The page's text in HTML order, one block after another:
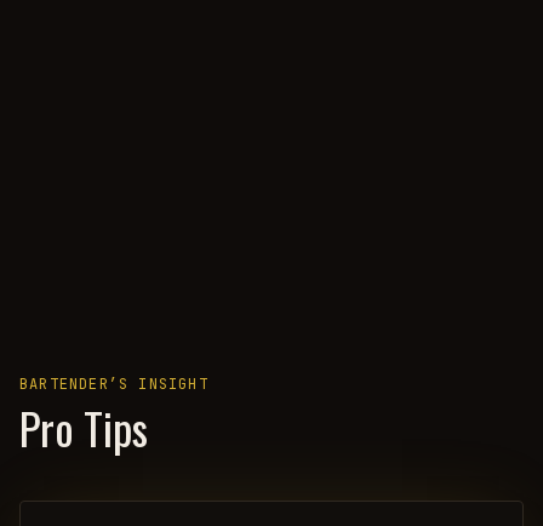
BARTENDER’S INSIGHT
Pro Tips